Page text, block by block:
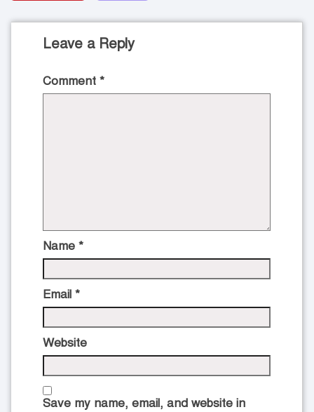
Leave a Reply
Comment *
Name *
Email *
Website
Save my name, email, and website in